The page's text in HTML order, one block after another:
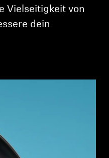
Vielseitigkeit von
dein